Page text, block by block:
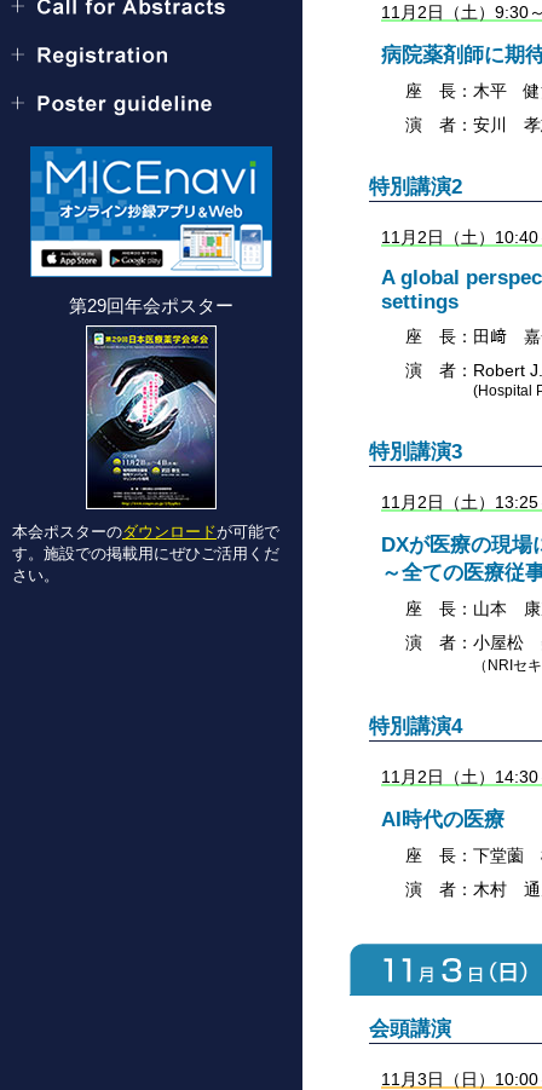
第29回年会ポスター
本会ポスターのダウンロードが可能で
す。施設での掲載用にぜひご活用くだ
さい。
11月2日（土）9:30
病院薬剤師に期
座 長： 木平 健
演 者： 安川 孝
特別講演2
11月2日（土）
A global
settings
座 長： 田﨑 嘉
演 者： Robert
(Hospital
特別講演3
11月2日（土）
DXが医療の現場
～全ての医療従
座 長： 山本 康
演 者： 小屋松
（NRIセ
特別講演4
11月2日（土）
AI時代の医療
座 長： 下堂薗
演 者： 木村 通
会頭講演
11月3日（日）